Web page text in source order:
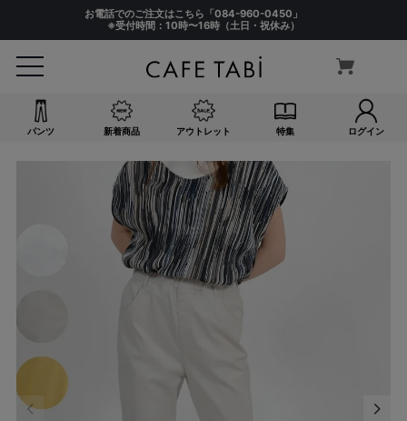
お電話でのご注文はこちら「084-960-0450 」
※受付時間：10時〜16時（土日・祝休み）
パンツ 新着商品 アウトレット 特集 ログイン